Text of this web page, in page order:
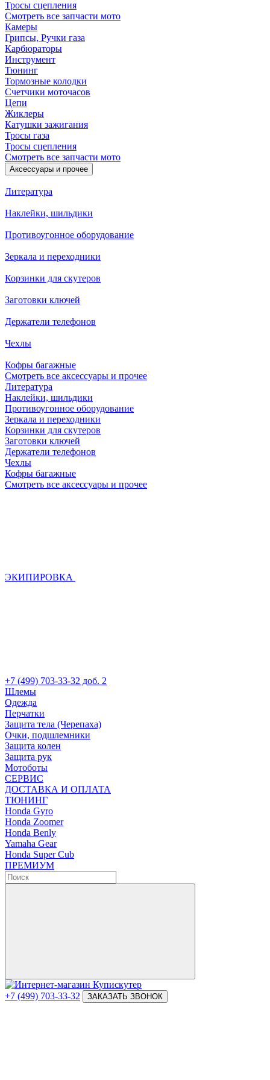
Тросы сцепления
Смотреть все запчасти мото
Камеры
Грипсы, Ручки газа
Карбюраторы
Инструмент
Тюнинг
Тормозные колодки
Счетчики моточасов
Цепи
Жиклеры
Катушки зажигания
Тросы газа
Тросы сцепления
Смотреть все запчасти мото
Аксессуары и прочее
Литература
Наклейки, шильдики
Противоугонное оборудование
Зеркала и переходники
Корзинки для скутеров
Заготовки ключей
Держатели телефонов
Чехлы
Кофры багажные
Смотреть все аксессуары и прочее
Литература
Наклейки, шильдики
Противоугонное оборудование
Зеркала и переходники
Корзинки для скутеров
Заготовки ключей
Держатели телефонов
Чехлы
Кофры багажные
Смотреть все аксессуары и прочее
ЭКИПИРОВКА
+7 (499) 703-33-32 доб. 2
Шлемы
Одежда
Перчатки
Защита тела (Черепаха)
Очки, подшлемники
Защита колен
Защита рук
Мотоботы
СЕРВИС
ДОСТАВКА И ОПЛАТА
ТЮНИНГ
Honda Gyro
Honda Zoomer
Honda Benly
Yamaha Gear
Honda Super Cub
ПРЕМИУМ
+7 (499) 703-33-32 ЗАКАЗАТЬ ЗВОНОК